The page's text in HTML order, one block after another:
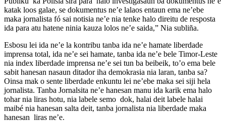
katak loos galae, se dokumentus ne’e lalaos entaun ema ne’ebe
maka jornalista fó sai notisia ne’e nia tenke halo direitu de resposta
ida para atu hatene ninia kauza lolos ne’e saida,” Nia subliña.
Esbosu lei ida ne’e la kontribu tanba ida ne’e hamate liberdade
imprensa total, ida ne’e sei hamate, tanba ida ne’e bele Timor-Leste
nia index liberdade imprensa ne’e sei tun ba beibeik, to’o ema bele
sabit hanesan nasaun ditador iha demokrasia nia laran, tanba sa?
Oinsa mak o sente liberdade enkuntu lei ne’ebe maka sei siji hela
jornalista. Tanba Jornalsita ne’e hanesan manu ida karik ema halo
tohar nia liras hotu, nia labele semo dok, halai deit labele halai
maibé nia hanesan salta deit, tanba jornalista nia liberdade maka
hanesan liras ne’e.